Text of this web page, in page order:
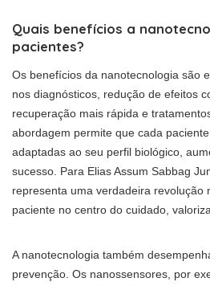
Quais benefícios a
pacientes?
Os benefícios da nanotecnologia são
nos diagnósticos, redução de efeitos
recuperação mais rápida e
abordagem permite que cada
adaptadas ao seu perfil biológico,
sucesso. Para Elias Assum Sabbag
representa uma verdadeira revolução
paciente no centro do cuidado,
A nanotecnologia também
prevenção. Os nanossensores, por